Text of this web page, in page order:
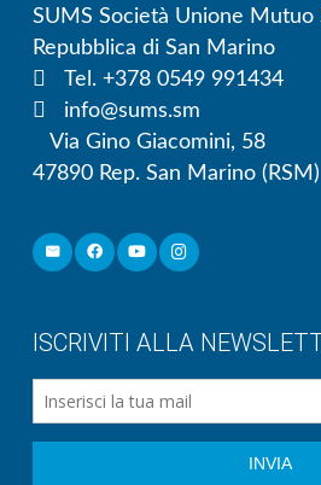
SUMS Società Unione Mutuo
Repubblica di San Marino
Tel. +378 0549 991434
info@sums.sm
Via Gino Giacomini, 58
47890 Rep. San Marino (RSM)
ISCRIVITI ALLA